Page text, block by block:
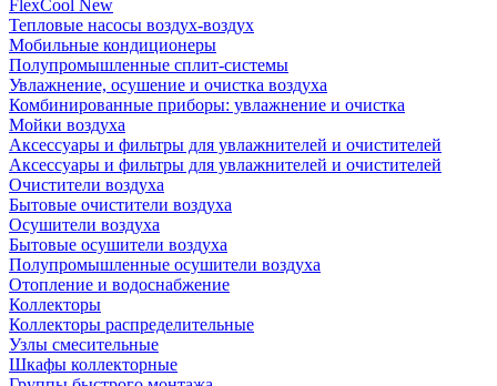
FlexCool New
Тепловые насосы воздух-воздух
Мобильные кондиционеры
Полупромышленные сплит-системы
Увлажнение, осушение и очистка воздуха
Комбинированные приборы: увлажнение и очистка
Мойки воздуха
Аксессуары и фильтры для увлажнителей и очистителей
Аксессуары и фильтры для увлажнителей и очистителей
Очистители воздуха
Бытовые очистители воздуха
Осушители воздуха
Бытовые осушители воздуха
Полупромышленные осушители воздуха
Отопление и водоснабжение
Коллекторы
Коллекторы распределительные
Узлы смесительные
Шкафы коллекторные